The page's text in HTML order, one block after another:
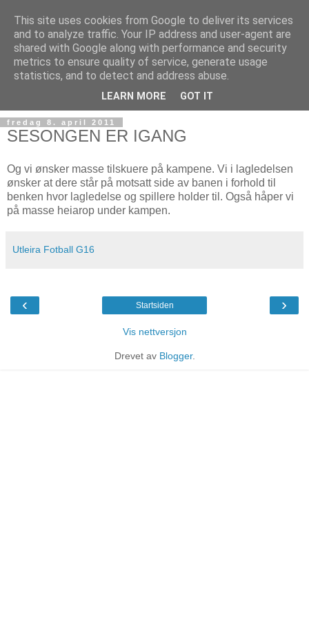
fredag 8. april 2011
SESONGEN ER IGANG
Og vi ønsker masse tilskuere på kampene. Vi i lagledelsen
ønsker at dere står på motsatt side av banen i forhold til
benken hvor lagledelse og spillere holder til. Også håper vi
på masse heiarop under kampen.
Utleira Fotball G16
‹ ›
Startsiden
Vis nettversjon
Drevet av Blogger.
This site uses cookies from Google to deliver its services
and to analyze traffic. Your IP address and user-agent are
shared with Google along with performance and security
metrics to ensure quality of service, generate usage
statistics, and to detect and address abuse.
LEARN MORE GOT IT